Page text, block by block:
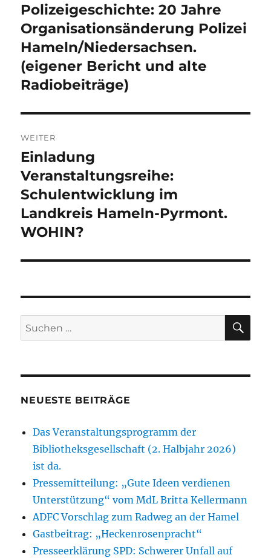
Vorheriger
Beitrag:
Polizeigeschichte: 20 Jahre
Organisationsänderung Polizei
Hameln/Niedersachsen.
(eigener Bericht und alte
Radiobeiträge)
WEITER
Nächster
Beitrag:
Einladung
Veranstaltungsreihe:
Schulentwicklung im
Landkreis Hameln-Pyrmont.
WOHIN?
Suchen
nach:
NEUESTE BEITRÄGE
Das Veranstaltungsprogramm der
Bibliotheksgesellschaft (2. Halbjahr 2026)
ist da.
Pressemitteilung: „Gute Ideen verdienen
Unterstützung“ vom MdL Britta Kellermann
ADFC Vorschlag zum Radweg an der Hamel
Gastbeitrag: „Heckenrosenpracht“
Presseerklärung SPD: Schwerer Unfall auf